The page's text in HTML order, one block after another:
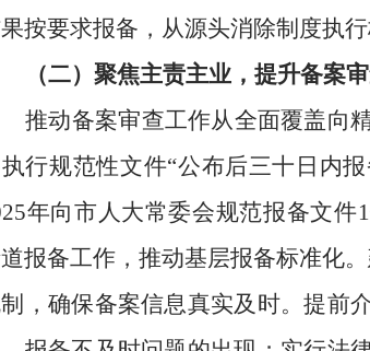
按要求报备，从源头消除制度执行
（二）聚焦主责主业，提升备案
推动备案审查工作从全面覆盖向
行规范性文件“公布后三十日内
年向市人大常委会规范报备文
报备工作，推动基层报备标准化
，确保备案信息真实及时。提前